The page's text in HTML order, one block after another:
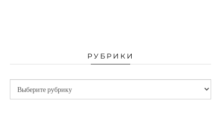
РУБРИКИ